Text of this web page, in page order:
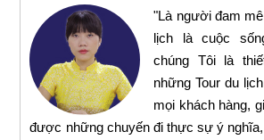
"Là người đam
lịch là cuộc
chúng Tôi là
những Tour du
mọi khách hàng,
được những chuyến đi thực sự ý